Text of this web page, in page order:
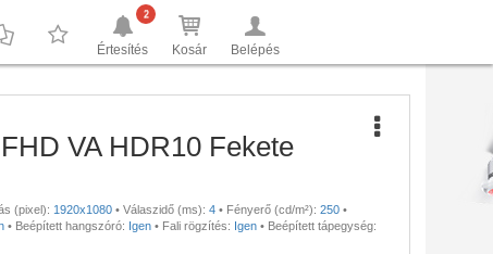
Értesítés
2
Kosár Belépés
VA HDR10 Fekete
(pixel): 1920x1080 • Válaszidő (ms): 4 • Fényerő (cd/m²): 250 •
• Beépített hangszóró: Igen • Fali rögzítés: Igen • Beépített tápegység: